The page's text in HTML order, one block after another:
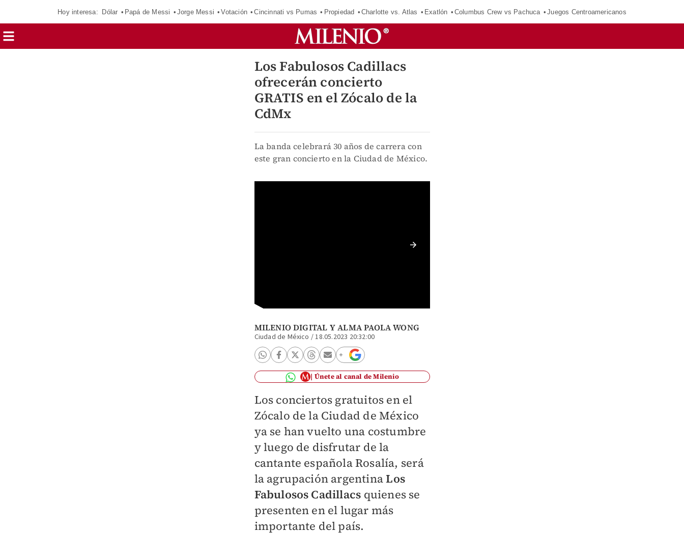
Hoy interesa: Dólar Papá de Messi Jorge Messi Votación Cincinnati vs Pumas Propiedad Charlotte vs. Atlas Exatlón Columbus Crew vs Pachuca Juegos Centroamericanos
Los Fabulosos Cadillacs
ofrecerán concierto
GRATIS en el Zócalo de la
CdMx
La banda celebrará 30 años de carrera con
este gran concierto en la Ciudad de México.
MILENIO DIGITAL Y ALMA PAOLA WONG
Ciudad de México /18.05.2023 20:32:00
Únete al canal de Milenio
Los conciertos gratuitos en el
Zócalo de la Ciudad de México
ya se han vuelto una costumbre
y luego de disfrutar de la
cantante española Rosalía, será
la agrupación argentinaLos
Fabulosos Cadillacs quienes se
presenten en el lugar más
importante del país.